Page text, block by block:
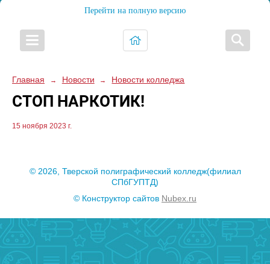
Перейти на полную версию
Главная → Новости → Новости колледжа
СТОП НАРКОТИК!
15 ноября 2023 г.
© 2026, Тверской полиграфический колледж(филиал
СПбГУПТД)
© Конструктор сайтов Nubex.ru